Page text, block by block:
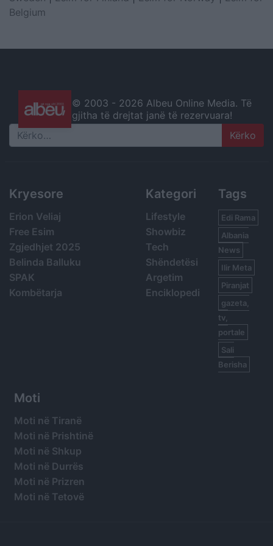
Belgium
© 2003 - 2026 Albeu Online Media. Të
gjitha të drejtat janë të rezervuara!
Search
Kryesore
Erion Veliaj
Free Esim
Zgjedhjet 2025
Belinda Balluku
SPAK
Kombëtarja
Kategori
Lifestyle
Showbiz
Tech
Shëndetësi
Argetim
Enciklopedi
Tags
Edi Rama
Albania
News
Ilir Meta
Piranjat
gazeta,
tv,
portale
Sali
Berisha
Moti
Moti në Tiranë
Moti në Prishtinë
Moti në Shkup
Moti në Durrës
Moti në Prizren
Moti në Tetovë